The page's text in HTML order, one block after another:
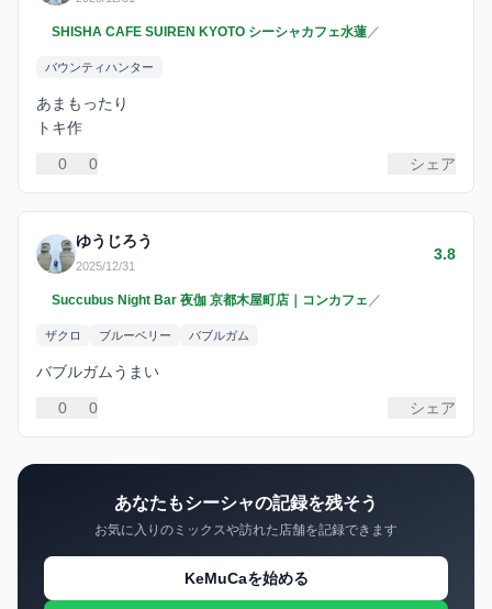
SHISHA CAFE SUIREN KYOTO シーシャカフェ水蓮／
バウンティハンター
あまもったり
トキ作
0 0 シェア
ゆうじろう
2025/12/31
3.8
Succubus Night Bar 夜伽 京都木屋町店｜コンカフェ ／
ザクロ ブルーベリー バブルガム
バブルガムうまい
0 0 シェア
あなたもシーシャの記録を残そう
お気に入りのミックスや訪れた店舗を記録できます
KeMuCaを始める